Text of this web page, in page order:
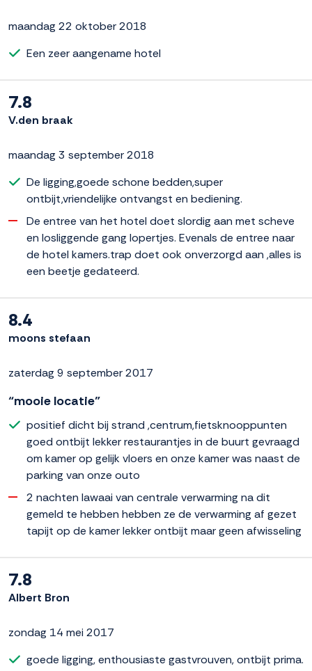
maandag 22 oktober 2018
Een zeer aangename hotel
7.8
V.den braak
maandag 3 september 2018
De ligging,goede schone bedden,super
ontbijt,vriendelijke ontvangst en bediening.
De entree van het hotel doet slordig aan met scheve
en losliggende gang lopertjes. Evenals de entree naar
de hotel kamers.trap doet ook onverzorgd aan ,alles is
een beetje gedateerd.
8.4
moons stefaan
zaterdag 9 september 2017
“mooie locatie”
positief dicht bij strand ,centrum,fietsknooppunten
goed ontbijt lekker restaurantjes in de buurt gevraagd
om kamer op gelijk vloers en onze kamer was naast de
parking van onze outo
2 nachten lawaai van centrale verwarming na dit
gemeld te hebben hebben ze de verwarming af gezet
tapijt op de kamer lekker ontbijt maar geen afwisseling
7.8
Albert Bron
zondag 14 mei 2017
goede ligging, enthousiaste gastvrouven, ontbijt prima.